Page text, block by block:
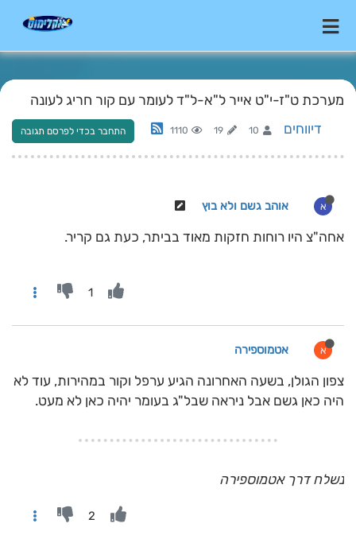
מערכת ט"ז-י"ט אייר ל"א-ל"ד לעומר עם קור חריג לעונה
דיווחים 10
19
1110 התחבר בכדי לפרסם תגובה
א אוהב גשם ולא בוץ
אחה"צ היו רוחות חזקות מאוד בביתר, כעת גם קריר.
1
א אטמוספירה
צפון הגולן, בשעה האחרונה הגיע ערפל וקור במהירות, עוד לא
היה כאן גשם אבל ניראה שבל"ג בעומר יהיה כאן לא מעט.
נשלח דרך אטמוספירה
2